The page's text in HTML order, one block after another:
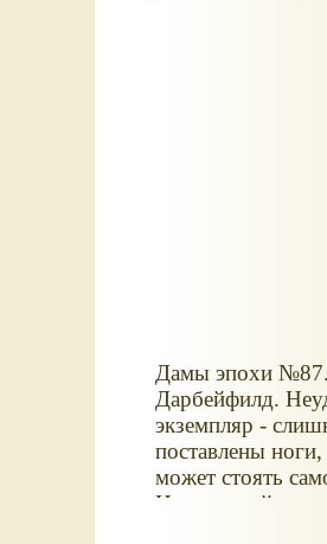
Дамы эпохи
Дарбейфилд.
экземпляр -
поставлены ноги,
может стоять
И неровный жакет